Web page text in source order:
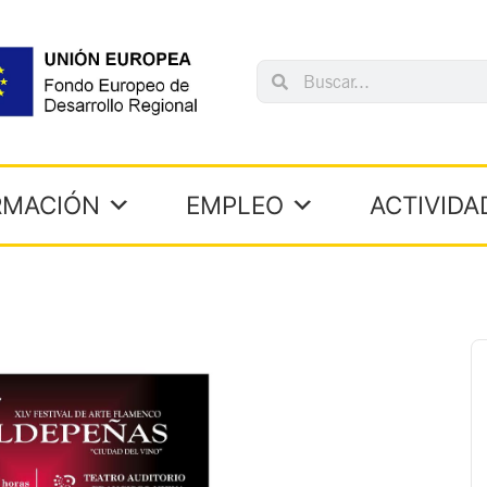
SearchSearch
EMPLEO